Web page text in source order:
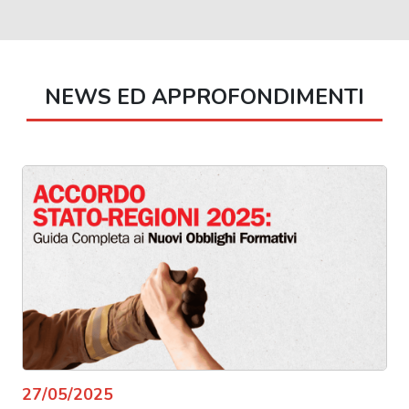
NEWS ED APPROFONDIMENTI
27/05/2025